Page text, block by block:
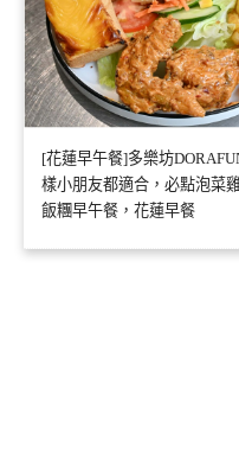
[花蓮早午餐]多樂坊
樣小朋友都適合，必點泡菜
飯糰早午餐，花蓮早餐